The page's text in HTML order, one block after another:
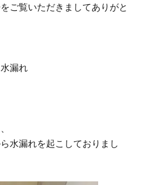
ご覧いただきましてありがと
漏れ
水漏れを起こしておりまし